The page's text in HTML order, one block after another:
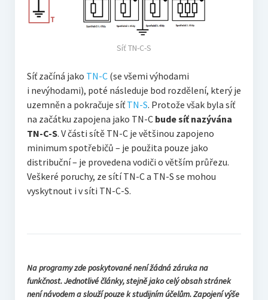
Síť TN-C-S
Síť začíná jako TN-C(se všemi výhodami
i nevýhodami), poté následuje bod rozdělení, který je
uzemněn a pokračuje síť TN-S. Protože však byla síť
na začátku zapojena jako TN-C bude síť nazývána
TN-C-S. V části sítě TN-C je většinou zapojeno
minimum spotřebičů – je použita pouze jako
distribuční – je provedena vodiči o větším průřezu.
Veškeré poruchy, ze sítí TN-C a TN-S se mohou
vyskytnout i v síti TN-C-S.
Na programy zde poskytované není žádná záruka na
funkčnost. Jednotlivé články, stejně jako celý obsah stránek
není návodem a slouží pouze k studijním účelům. Zapojení výše